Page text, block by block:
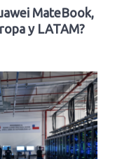
MateBook,
y LATAM?